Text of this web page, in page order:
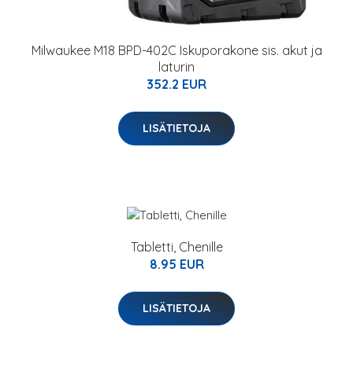
Milwaukee M18 BPD-402C Iskuporakone sis. akut ja
laturin
352.2 EUR
LISÄTIETOJA
Tabletti, Chenille
8.95 EUR
LISÄTIETOJA